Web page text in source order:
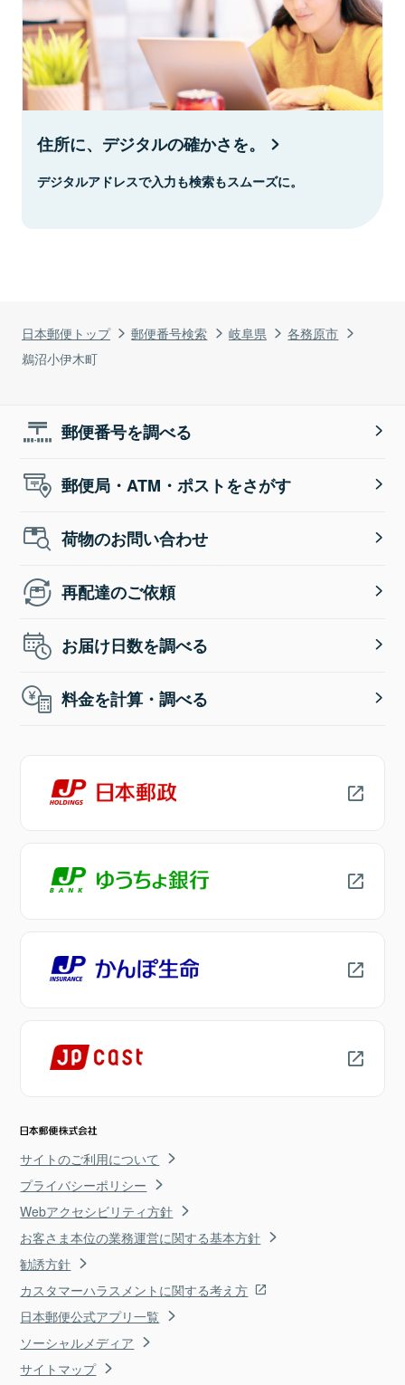
日本郵便トップ 郵便番号検索 岐阜県
各務原市
鵜沼小伊木町
住所に、デジタルの確かさを。
デジタルアドレスで入力も検索もスムーズに。
郵便番号を調べる
郵便局・ATM・ポストをさがす
荷物のお問い合わせ
再配達のご依頼
お届け日数を調べる
料金を計算・調べる
サイトのご利用について
プライバシーポリシー
Webアクセシビリティ方針
お客さま本位の業務運営に関する基本方針
勧誘方針
カスタマーハラスメントに関する考え方
日本郵便公式アプリ一覧
ソーシャルメディア
サイトマップ